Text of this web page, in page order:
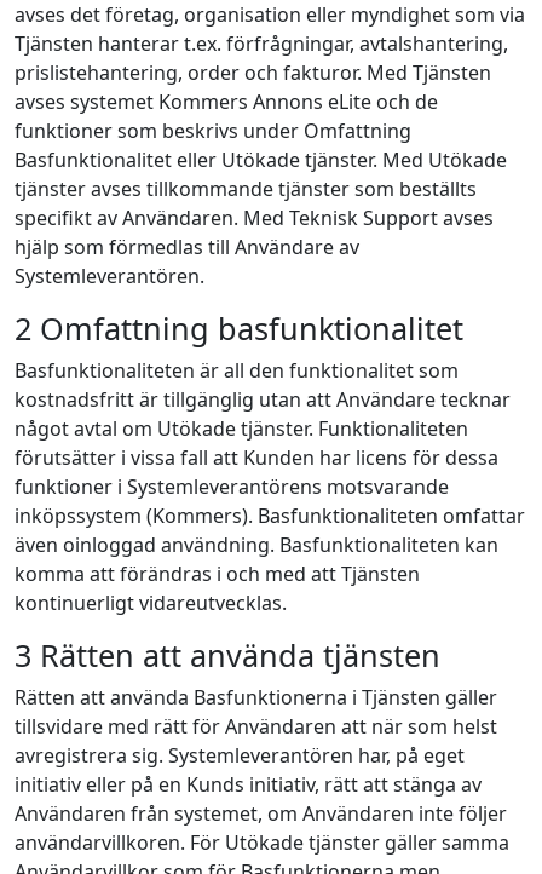
avses det företag, organisation eller myndighet som via
Tjänsten hanterar t.ex. förfrågningar, avtalshantering,
prislistehantering, order och fakturor. Med Tjänsten
avses systemet Kommers Annons eLite och de
funktioner som beskrivs under Omfattning
Basfunktionalitet eller Utökade tjänster. Med Utökade
tjänster avses tillkommande tjänster som beställts
specifikt av Användaren. Med Teknisk Support avses
hjälp som förmedlas till Användare av
Systemleverantören.
2 Omfattning basfunktionalitet
Basfunktionaliteten är all den funktionalitet som
kostnadsfritt är tillgänglig utan att Användare tecknar
något avtal om Utökade tjänster. Funktionaliteten
förutsätter i vissa fall att Kunden har licens för dessa
funktioner i Systemleverantörens motsvarande
inköpssystem (Kommers). Basfunktionaliteten omfattar
även oinloggad användning. Basfunktionaliteten kan
komma att förändras i och med att Tjänsten
kontinuerligt vidareutvecklas.
3 Rätten att använda tjänsten
Rätten att använda Basfunktionerna i Tjänsten gäller
tillsvidare med rätt för Användaren att när som helst
avregistrera sig. Systemleverantören har, på eget
initiativ eller på en Kunds initiativ, rätt att stänga av
Användaren från systemet, om Användaren inte följer
användarvillkoren. För Utökade tjänster gäller samma